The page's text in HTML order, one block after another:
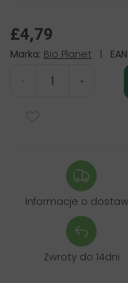
£4,79
Marka: Bio Planet EAN:
- +
Informacje o
Zwroty do 14dni